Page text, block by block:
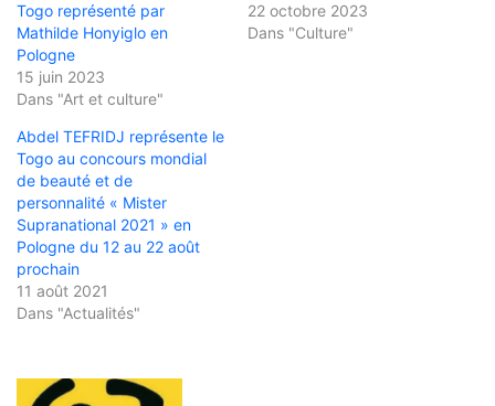
Togo représenté par
Mathilde Honyiglo en
Pologne
15 juin 2023
Dans "Art et culture"
22 octobre 2023
Dans "Culture"
Abdel TEFRIDJ représente le
Togo au concours mondial
de beauté et de
personnalité « Mister
Supranational 2021 » en
Pologne du 12 au 22 août
prochain
11 août 2021
Dans "Actualités"